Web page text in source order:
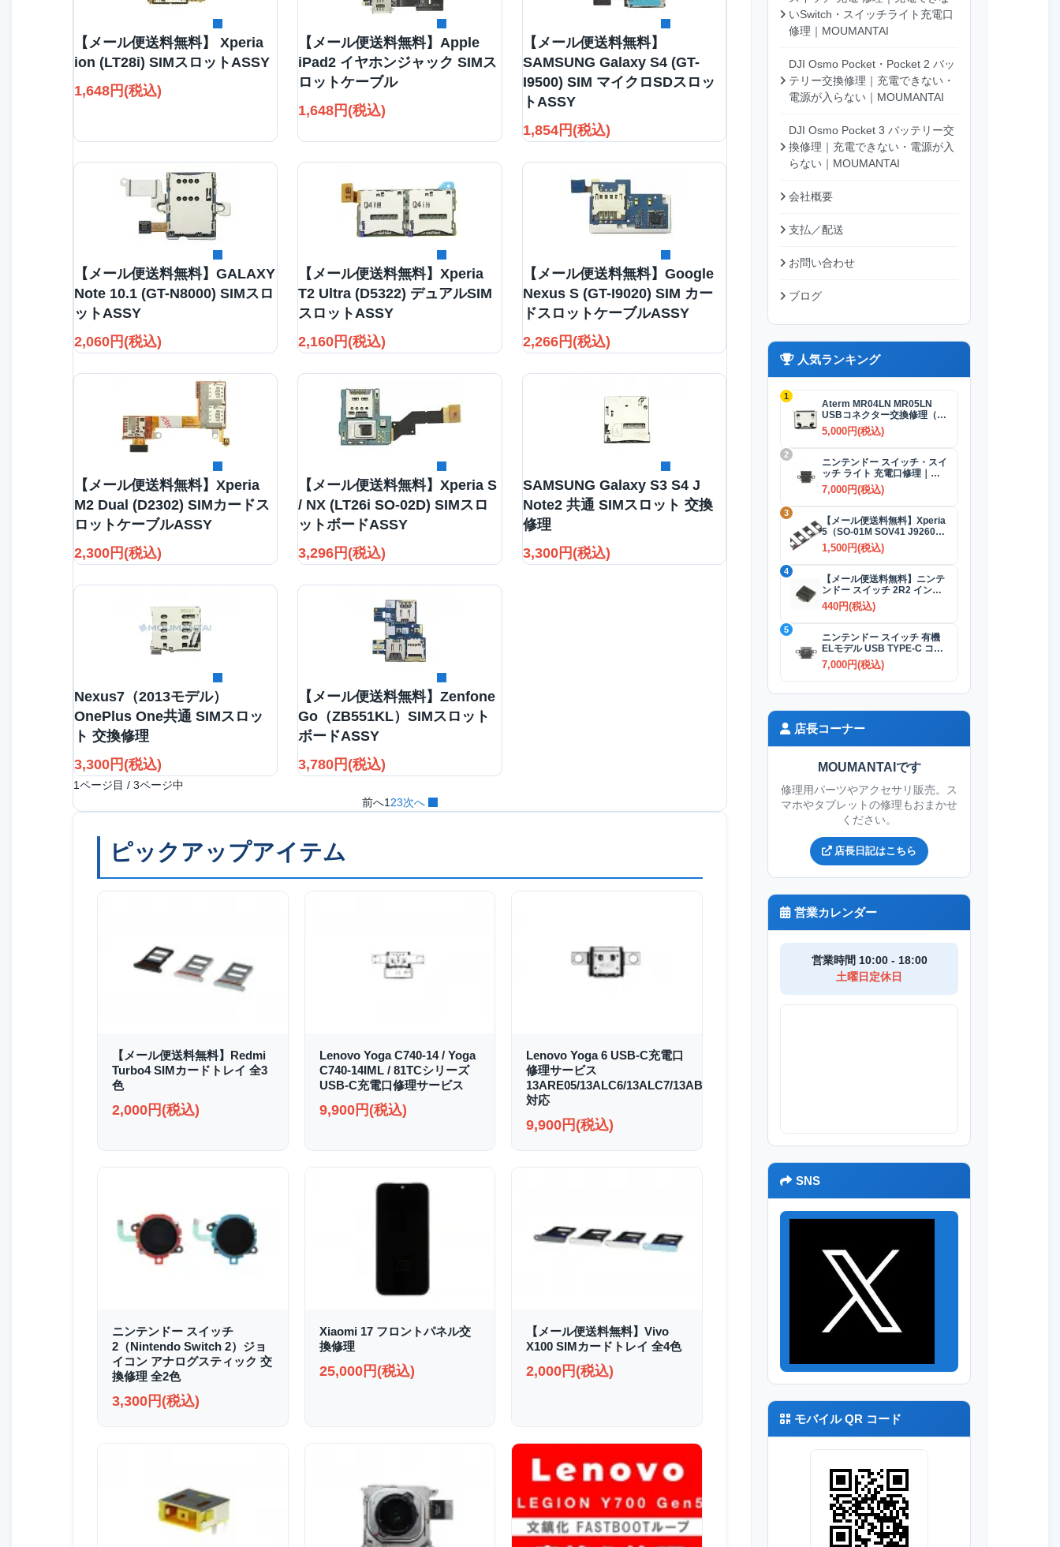
【メール便送料無料】 Xperia
ion (LT28i) SIMスロットASSY
1,648円(税込)
【メール便送料無料】Apple
iPad2 イヤホンジャック SIMス
ロットケーブル
1,648円(税込)
【メール便送料無料】
SAMSUNG Galaxy S4 (GT-
I9500) SIM マイクロSDスロッ
トASSY
1,854円(税込)
【メール便送料無料】GALAXY
Note 10.1 (GT-N8000) SIMスロ
ットASSY
2,060円(税込)
【メール便送料無料】Xperia
T2 Ultra (D5322) デュアルSIM
スロットASSY
2,160円(税込)
【メール便送料無料】Google
Nexus S (GT-I9020) SIM カー
ドスロットケーブルASSY
2,266円(税込)
【メール便送料無料】Xperia
M2 Dual (D2302) SIMカードス
ロットケーブルASSY
2,300円(税込)
【メール便送料無料】Xperia S
/ NX (LT26i SO-02D) SIMスロ
ットボードASSY
3,296円(税込)
SAMSUNG Galaxy S3 S4 J
Note2 共通 SIMスロット 交換
修理
3,300円(税込)
Nexus7（2013モデル）
OnePlus One共通 SIMスロッ
ト 交換修理
3,300円(税込)
【メール便送料無料】Zenfone
Go（ZB551KL）SIMスロット
ボードASSY
3,780円(税込)
1ページ目 / 3ページ中
前へ1 23次へ
ピックアップアイテム
【メール便送料無料】Redmi
Turbo4 SIMカードトレイ 全3
色
2,000円(税込)
Lenovo Yoga C740-14 / Yoga
C740-14IML / 81TCシリーズ
USB-C充電口修理サービス
9,900円(税込)
Lenovo Yoga 6 USB-C充電口
修理サービス
13ARE05/13ALC6/13ALC7/13ABR8
対応
9,900円(税込)
ニンテンドー スイッチ
2（Nintendo Switch 2）ジョ
イコン アナログスティック 交
換修理 全2色
3,300円(税込)
Xiaomi 17 フロントパネル交
換修理
25,000円(税込)
【メール便送料無料】Vivo
X100 SIMカードトレイ 全4色
2,000円(税込)
いSwitch・スイッチライト充電口
修理｜MOUMANTAI
DJI Osmo Pocket・Pocket 2 バッ
テリー交換修理｜充電できない・
電源が入らない｜MOUMANTAI
DJI Osmo Pocket 3 バッテリー交
換修理｜充電できない・電源が入
らない｜MOUMANTAI
会社概要
支払／配送
お問い合わせ
ブログ
人気ランキング
1
Aterm MR04LN MR05LN
USBコネクター交換修理（充
電）
5,000円(税込)
2
ニンテンドー スイッチ・スイ
ッチ ライト 充電口修理｜
USB-Cコネクター 交換修理
7,000円(税込)
3
【メール便送料無料】Xperia
5（SO-01M SOV41 J9260）
SIMカードトレイ 全4色
1,500円(税込)
4
【メール便送料無料】ニンテ
ンドー スイッチ 2R2 インダ
クタ(コイル)
440円(税込)
5
ニンテンドー スイッチ 有機
ELモデル USB TYPE-C コネ
クター交換修理
7,000円(税込)
店長コーナー
MOUMANTAIです
修理用パーツやアクセサリ販売。ス
マホやタブレットの修理もおまかせ
ください。
店長日記はこちら
営業カレンダー
営業時間 10:00 - 18:00
土曜日定休日
SNS
モバイル QR コード